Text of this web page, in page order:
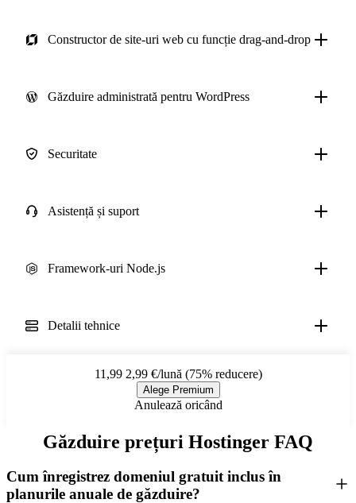
Constructor de site-uri web cu funcție drag-and-drop
Găzduire administrată pentru WordPress
Securitate
Asistență și suport
Framework-uri Node.js
Detalii tehnice
11,992,99 €/lună (75% reducere)
Alege Premium
Anulează oricând
Găzduire prețuri Hostinger FAQ
Cum înregistrez domeniul gratuit inclus în
planurile anuale de găzduire?